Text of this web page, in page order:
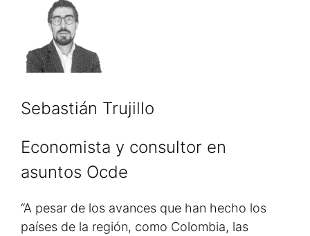
Sebastián Trujillo
Economista y consultor en
asuntos Ocde
“A pesar de los avances que han hecho los
países de la región, como Colombia, las